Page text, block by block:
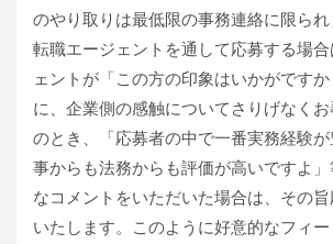
のやり取りは最低限の事務連絡に限られ
転職エージェントを通して応募する場
ェントが「この方の印象はいかがですか
に、企業側の感触についてさりげなくお
のとき、「応募者の中で一番実務経験が
事からも法務からも評価が高いですよ
なコメントをいただいた場合は、その旨
いたします。このように好意的なフィ